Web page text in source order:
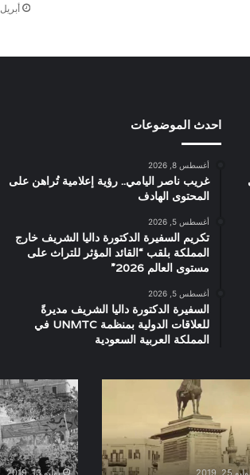
أبريل 24, 2021
احدث الموضوعات
أغسطس 8, 2026
غريب ناصر اليامي.. رؤية إعلامية تُراهن على
المحتوى الهادف
أغسطس 5, 2026
تكريم السفيرة الدكتورة داليا الشريف خارج
المملكة بلقب “القائد المؤثر للتراث على
مستوى العالم 2026”
أغسطس 5, 2026
السفيرة الدكتورة داليا الشريف مديرةً
للعلاقات الدولية بمنظمة UNMTC في
المملكة العربية السعودية
يوليو 25, 2019
عبدالناصر
,
بورسعيد
1956
يوليو 13, 2019